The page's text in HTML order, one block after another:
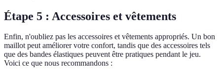
Étape 5 : Accessoires et vêtements
Enfin, n'oubliez pas les accessoires et vêtements appropriés. Un bon
maillot peut améliorer votre confort, tandis que des accessoires tels
que des bandes élastiques peuvent être pratiques pendant le jeu.
Voici ce que nous recommandons :